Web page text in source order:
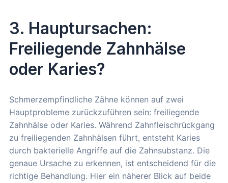
3. Hauptursachen:
Freiliegende Zahnhälse
oder Karies?
Schmerzempfindliche Zähne können auf zwei
Hauptprobleme zurückzuführen sein: freiliegende
Zahnhälse oder Karies. Während Zahnfleischrückgang
zu freiliegenden Zahnhälsen führt, entsteht Karies
durch bakterielle Angriffe auf die Zahnsubstanz. Die
genaue Ursache zu erkennen, ist entscheidend für die
richtige Behandlung. Hier ein näherer Blick auf beide